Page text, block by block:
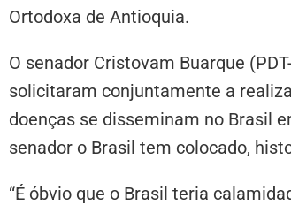
Ortodoxa de Antioquia.
O senador Cristovam Buarque
solicitaram conjuntamente a
doenças se disseminam no Brasil
senador o Brasil tem colocado,
“É óbvio que o Brasil teria